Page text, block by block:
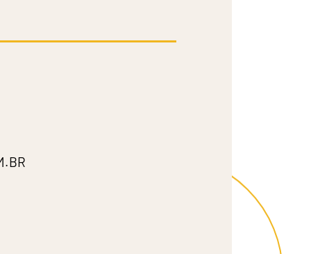
maneira envolvente e eficaz.